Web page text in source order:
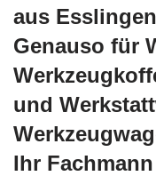
aus
Genauso für
und
Ihr Fachmann